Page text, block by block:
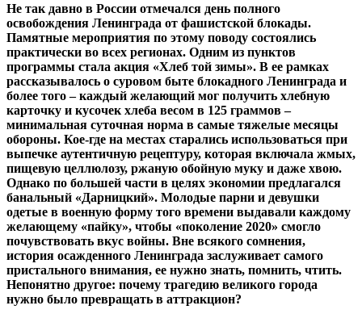
Не так давно в России отмечался день полного
освобождения Ленинграда от фашистской блокады.
Памятные мероприятия по этому поводу состоялись
практически во всех регионах. Одним из пунктов
программы стала акция «Хлеб той зимы». В ее рамках
рассказывалось о суровом быте блокадного Ленинграда и
более того – каждый желающий мог получить хлебную
карточку и кусочек хлеба весом в 125 граммов –
минимальная суточная норма в самые тяжелые месяцы
обороны. Кое-где на местах старались использоваться при
выпечке аутентичную рецептуру, которая включала жмых,
пищевую целлюлозу, ржаную обойную муку и даже хвою.
Однако по большей части в целях экономии предлагался
банальный «Дарницкий». Молодые парни и девушки
одетые в военную форму того времени выдавали каждому
желающему «пайку», чтобы «поколение 2020» смогло
почувствовать вкус войны. Вне всякого сомнения,
история осажденного Ленинграда заслуживает самого
пристального внимания, ее нужно знать, помнить, чтить.
Непонятно другое: почему трагедию великого города
нужно было превращать в аттракцион?